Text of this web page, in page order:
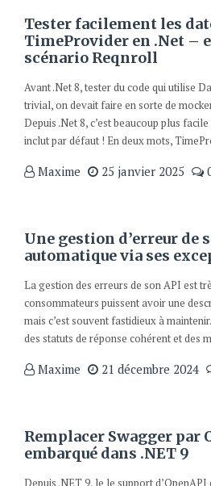
Tester facilement les
TimeProvider en .Net –
scénario Reqnroll
Avant .Net 8, tester du code qui utilise
trivial, on devait faire en sorte de
Depuis .Net 8, c’est beaucoup plus
inclut par défaut ! En deux mots,
Maxime 25 janvier 2025
Une gestion d’erreur de
automatique via ses
La gestion des erreurs de son API est
consommateurs puissent avoir une
mais c’est souvent fastidieux à
des statuts de réponse cohérent et des
Maxime 21 décembre 2024
Remplacer Swagger par
embarqué dans .NET 9
Depuis .NET 9, le le support